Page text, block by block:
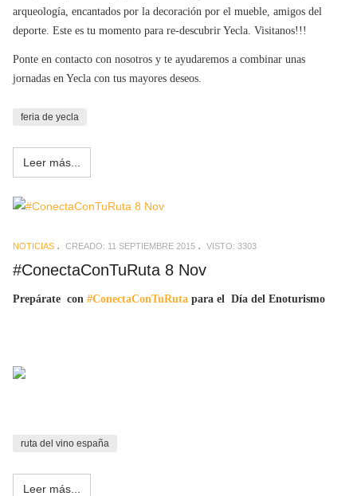
arqueología, encantados por la decoración por el mueble, amigos del
deporte. Este es tu momento para re-descubrir Yecla. Visitanos!!!
Ponte en contacto con nosotros y te ayudaremos a combinar unas
jornadas en Yecla con tus mayores deseos.
feria de yecla
Leer más...
NOTICIAS CREADO: 11 SEPTIEMBRE 2015 VISTO: 3303
#ConectaConTuRuta 8 Nov
Prepárate con #ConectaConTuRuta para el Día del Enoturismo
ruta del vino españa
Leer más...